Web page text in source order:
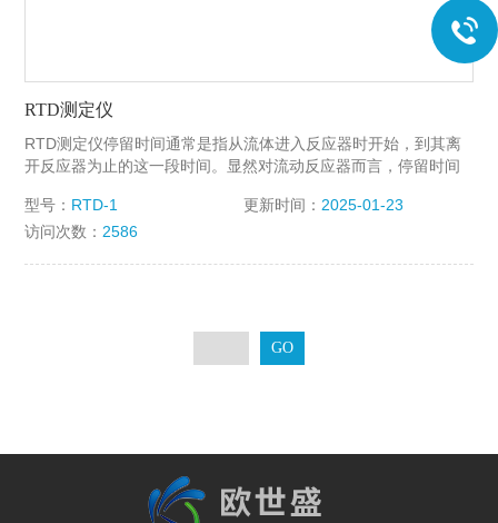
RTD测定仪
RTD测定仪停留时间通常是指从流体进入反应器时开始，到其离
开反应器为止的这一段时间。显然对流动反应器而言，停留时间
布。造成这一现象的主要原因是流体在反应器内流速分布得不均
匀，流体的扩散，以及反应器内的死区等。
型号： RTD-1 更新时间： 2025-01-23
访问次数： 2586